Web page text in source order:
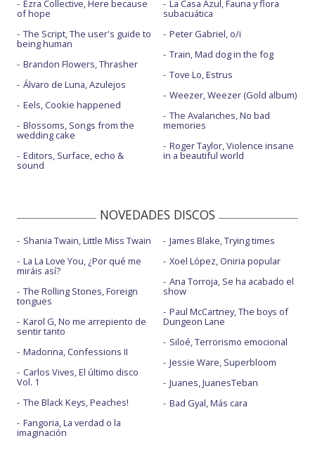
Ezra Collective, Here because
of hope
The Script, The user's guide to
being human
Brandon Flowers, Thrasher
Álvaro de Luna, Azulejos
Eels, Cookie happened
Blossoms, Songs from the
wedding cake
Editors, Surface, echo &
sound
La Casa Azul, Fauna y flora
subacuática
Peter Gabriel, o/i
Train, Mad dog in the fog
Tove Lo, Estrus
Weezer, Weezer (Gold album)
The Avalanches, No bad
memories
Roger Taylor, Violence insane
in a beautiful world
NOVEDADES DISCOS
Shania Twain, Little Miss Twain
La La Love You, ¿Por qué me
miráis así?
The Rolling Stones, Foreign
tongues
Karol G, No me arrepiento de
sentir tanto
Madonna, Confessions II
Carlos Vives, El último disco
Vol. 1
The Black Keys, Peaches!
Fangoria, La verdad o la
imaginación
James Blake, Trying times
Xoel López, Oniria popular
Ana Torroja, Se ha acabado el
show
Paul McCartney, The boys of
Dungeon Lane
Siloé, Terrorismo emocional
Jessie Ware, Superbloom
Juanes, JuanesTeban
Bad Gyal, Más cara